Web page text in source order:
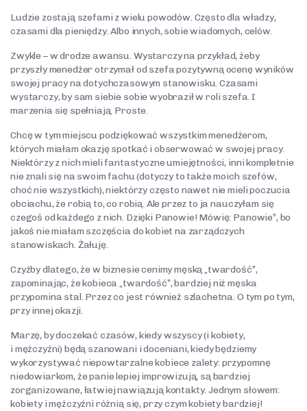
APPLE PODCAST
GOOGLE PODCAST
TEKSTY
Coaching
Coaching prowokatywny
Egzekwowanie rezultatów
Empowerment
Inne
Inteligencja emocjonalna
Komunikacja menedżerska
Kryzys
Mentoring
Motywowanie
Wszystkie kategorie
Ludzie zostają szefami z wielu powodów. Często dla władzy,
czasami dla pieniędzy. Albo innych, sobie wiadomych, celów.
Zwykle – w drodze awansu. Wystarczy na przykład, żeby
przyszły menedżer otrzymał od szefa pozytywną ocenę wyników
swojej pracy na dotychczasowym stanowisku. Czasami
wystarczy, by sam siebie sobie wyobraził w roli szefa. I
marzenia się spełniają. Proste.
Chcę w tym miejscu podziękować wszystkim menedżerom,
których miałam okazję spotkać i obserwować w swojej pracy.
Niektórzy z nich mieli fantastyczne umiejętności, inni kompletnie
nie znali się na swoim fachu (dotyczy to także moich szefów,
choć nie wszystkich), niektórzy często nawet nie mieli poczucia
obciachu, że robią to, co robią. Ale przez to ja nauczyłam się
czegoś od każdego z nich. Dzięki Panowie! Mówię: Panowie”, bo
jakoś nie miałam szczęścia do kobiet na zarządczych
stanowiskach. Żałuję.
Czyżby dlatego, że w biznesie cenimy męską „twardość”,
zapominając, że kobieca „twardość”, bardziej niż męska
przypomina stal. Przez co jest również szlachetna. O tym po tym,
przy innej okazji.
Marzę, by doczekać czasów, kiedy wszyscy (i kobiety,
i mężczyźni) będą szanowani i doceniani, kiedy będziemy
wykorzystywać niepowtarzalne kobiece zalety: przypomnę
niedowiarkom, że panie lepiej improwizują, są bardziej
zorganizowane, łatwiej nawiązują kontakty. Jednym słowem:
kobiety i mężczyźni różnią się, przy czym kobiety bardziej!